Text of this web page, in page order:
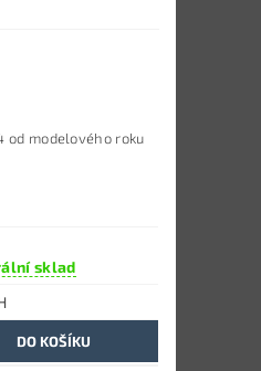
od modelového roku
sklad